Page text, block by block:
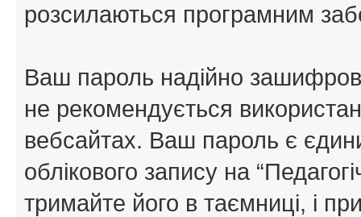
розсилаються програмним
Ваш пароль надійно
не рекомендується
вебсайтах. Ваш пароль є
облікового запису на
тримайте його в таємниці, і